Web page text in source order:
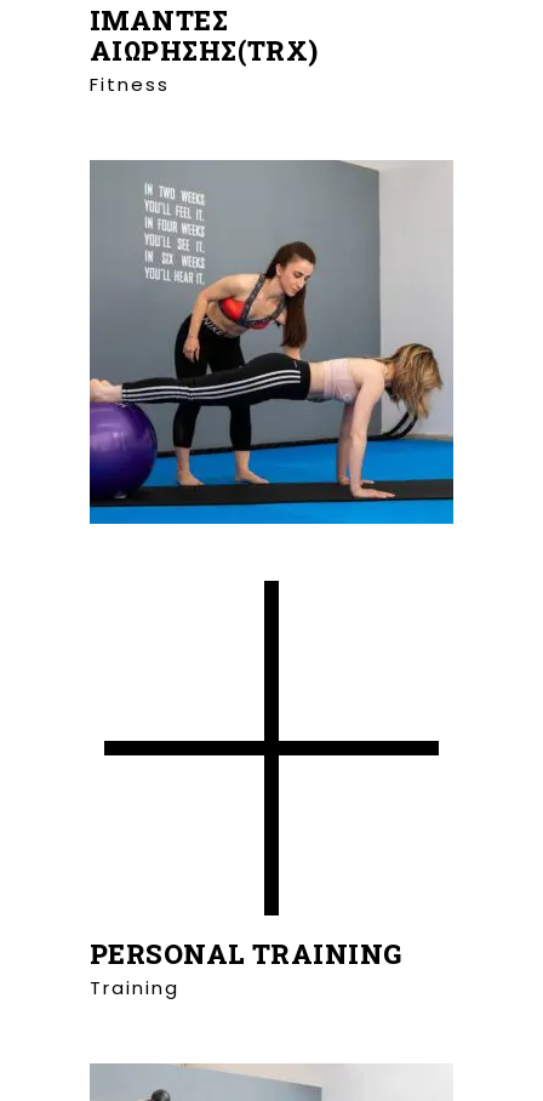
ΙΜΑΝΤΕΣ
ΑΙΩΡΗΣΗΣ(TRX)
Fitness
PERSONAL TRAINING
Training